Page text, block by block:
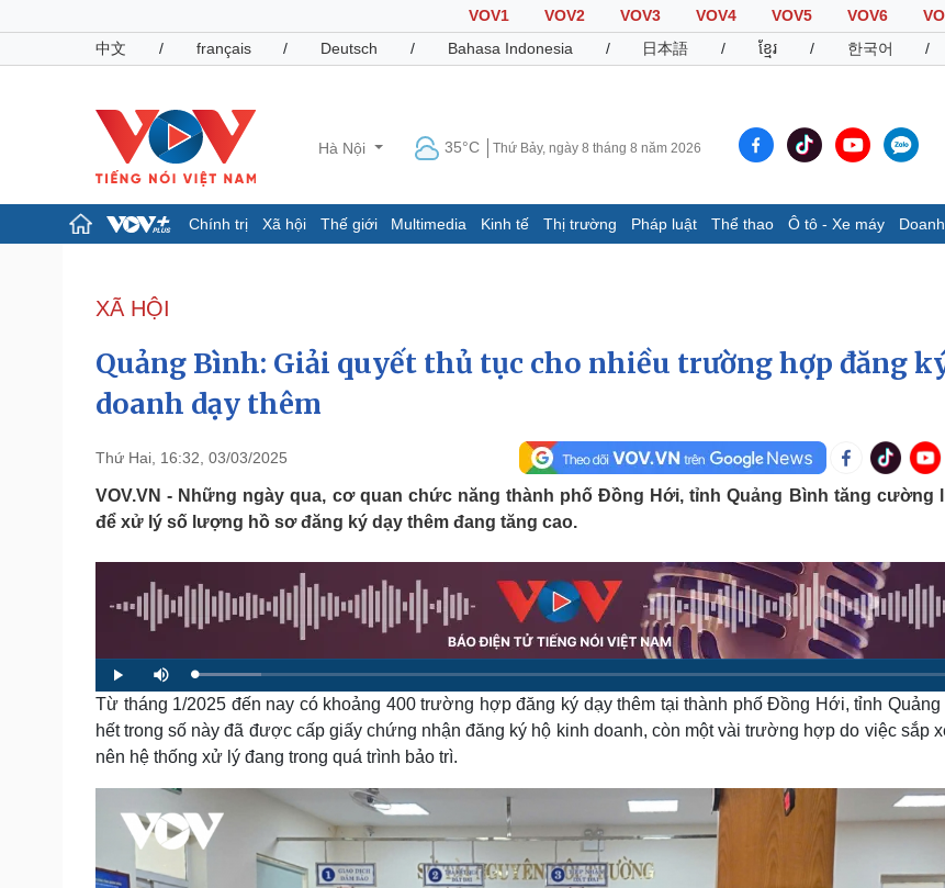
VOV1 VOV2 VOV3 VOV4 VOV5 VOV6
中文
/ français / Deutsch / Bahasa Indonesia / 日本語 / ខ្មែរ / 한국어 /
Hà Nội 35°C Thứ Bảy, ngày 8 tháng 8 năm 2026
Chính trị Xã hội Thế giới Multimedia Kinh tế Thị trường Pháp luật Thể thao Ô tô - Xe máy
Đảng
Tổ chức nhân sự
Quốc hội
Nhận diện sự thật
Dấu ấn VOV
Infographic
Pháp luật
Tin nóng
Tư vấn luật
Việt Nam
Phân tích
Thể thao
Lịch thi đấu bóng đá
Thế giới thể thao
Ô tô - Xe máy
Xe máy
Sức khỏe
Cây thuốc
Sản phụ khoa
Nhi khoa
Nam khoa
Làm đẹp - giảm cân
Ăn sạch sống khỏe
Đời sống
Blog
Văn hóa
Sân khấu - Điện ảnh
Văn học
Di sản
Giải trí
Nghệ sĩ
Thời trang
Cải chính
XÃ HỘI
Quảng Bình: Giải quyết thủ tục cho nhiều trường hợp đăng
doanh dạy thêm
Thứ Hai, 16:32, 03/03/2025
VOV.VN - Những ngày qua, cơ quan chức năng thành phố Đồng Hới, tỉnh Quảng Bình tăng cường
để xử lý số lượng hồ sơ đăng ký dạy thêm đang tăng cao.
P
l
a
M
u
t
e
L
o
a
d
e
d
8
.
0
Từ tháng 1/2025 đến nay có khoảng 400 trường hợp đăng ký dạy thêm tại thành phố Đồng Hới, tỉnh Quảng
hết trong số này đã được cấp giấy chứng nhận đăng ký hộ kinh doanh, còn một vài trường hợp do việc sắp
nên hệ thống xử lý đang trong quá trình bảo trì.